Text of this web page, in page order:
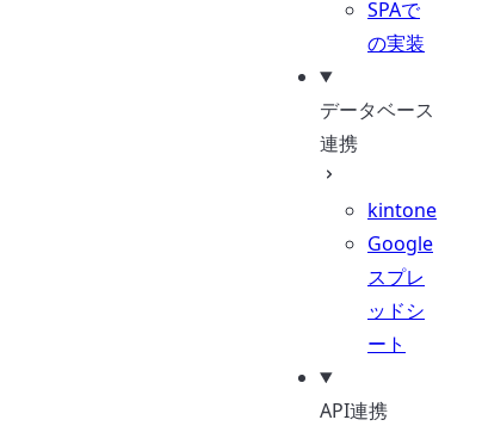
SPAで
の実装
データベース
連携
kintone
Google
スプレ
ッドシ
ート
API連携